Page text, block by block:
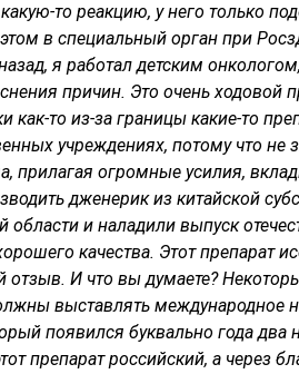
то реакцию, у него только
в специальный орган при
я работал детским
причин. Это очень ходовой
как-то из-за границы какие-то
учреждениях, потому что не
прилагая огромные усилия,
дженерик из китайской
области и наладили выпуск
качества. Этот препарат
И что вы думаете?
выставлять международное
появился буквально года
препарат российский, а через